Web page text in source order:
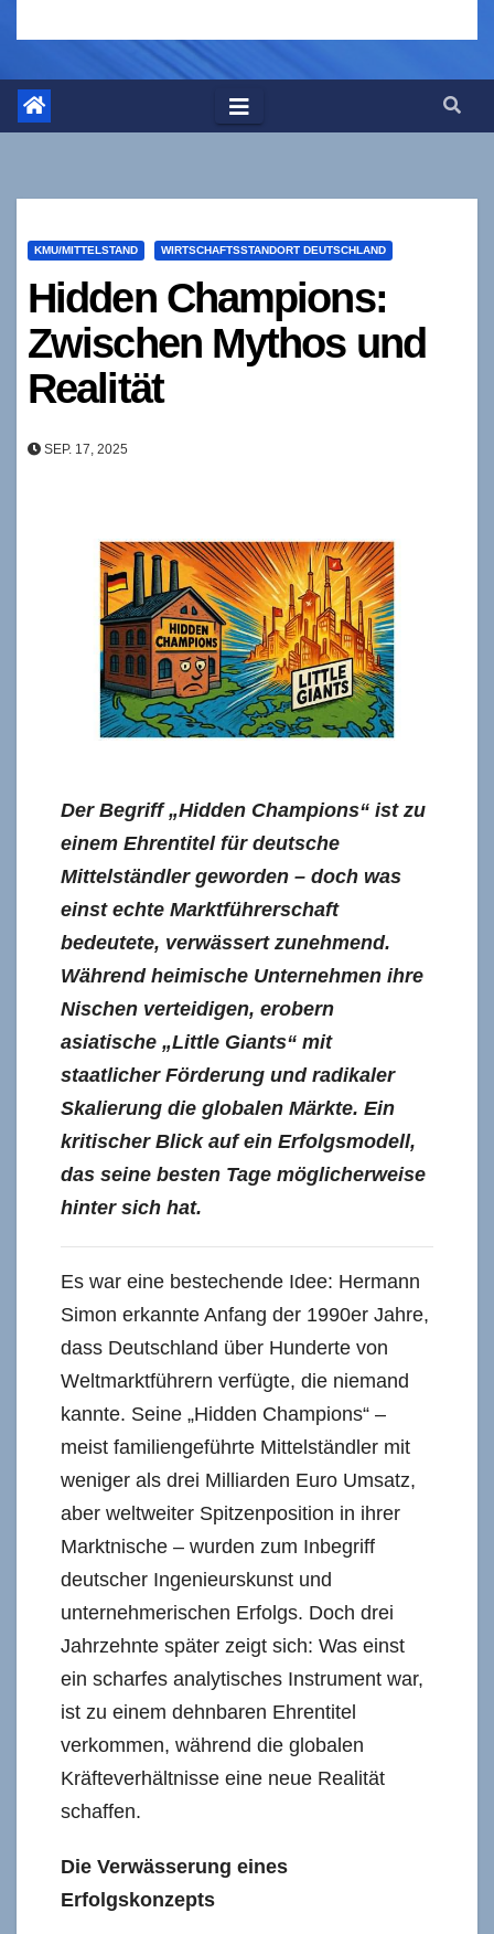
KMU/MITTELSTAND WIRTSCHAFTSSTANDORT DEUTSCHLAND
Hidden Champions:
Zwischen Mythos und
Realität
SEP. 17, 2025
Der Begriff „Hidden Champions“ ist zu
einem Ehrentitel für deutsche
Mittelständler geworden – doch was
einst echte Marktführerschaft
bedeutete, verwässert zunehmend.
Während heimische Unternehmen ihre
Nischen verteidigen, erobern
asiatische „Little Giants“ mit
staatlicher Förderung und radikaler
Skalierung die globalen Märkte. Ein
kritischer Blick auf ein Erfolgsmodell,
das seine besten Tage möglicherweise
hinter sich hat.
Es war eine bestechende Idee: Hermann
Simon erkannte Anfang der 1990er Jahre,
dass Deutschland über Hunderte von
Weltmarktführern verfügte, die niemand
kannte. Seine „Hidden Champions“ –
meist familiengeführte Mittelständler mit
weniger als drei Milliarden Euro Umsatz,
aber weltweiter Spitzenposition in ihrer
Marktnische – wurden zum Inbegriff
deutscher Ingenieurskunst und
unternehmerischen Erfolgs. Doch drei
Jahrzehnte später zeigt sich: Was einst
ein scharfes analytisches Instrument war,
ist zu einem dehnbaren Ehrentitel
verkommen, während die globalen
Kräfteverhältnisse eine neue Realität
schaffen.
Die Verwässerung eines
Erfolgskonzepts